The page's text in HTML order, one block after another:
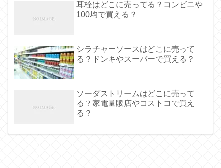
耳栓はどこに売ってる？コンビニや
100均で買える？
シラチャーソースはどこに売って
る？ドンキやスーパーで買える？
ソーダストリームはどこに売って
る？家電量販店やコストコで買え
る？